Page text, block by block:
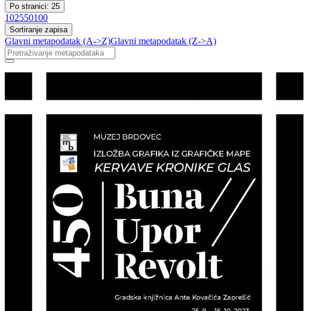
Po stranici: 25
102550100
Sortiranje zapisa
Glavni metapodatak (A->Z)Glavni metapodatak (Z->A)